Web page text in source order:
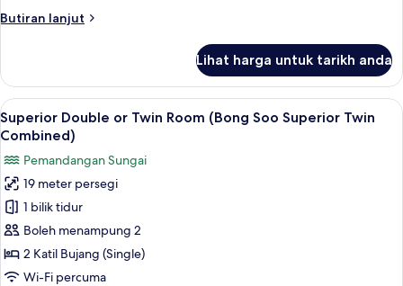
Superior
Butiran lanjut
Butiran
Twin
Room
(Bong
Soo
Twin)
Lihat harga untuk tarikh anda
Lihat
semua
untuk
Superior
Double
or
Twin
Room
Superior Double or Twin Room
1
Superior Double or Twin Room (Bong Soo Superior Twin
Combined)
Pemandangan Sungai
19 meter persegi
1 bilik tidur
Boleh menampung 2
2 Katil Bujang (Single)
Wi-Fi percuma